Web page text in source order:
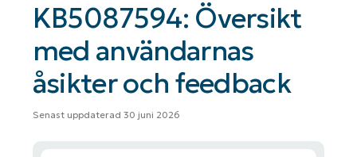
KB5087594: Översikt
med användarnas
åsikter och feedback
Senast uppdaterad 30 juni 2026